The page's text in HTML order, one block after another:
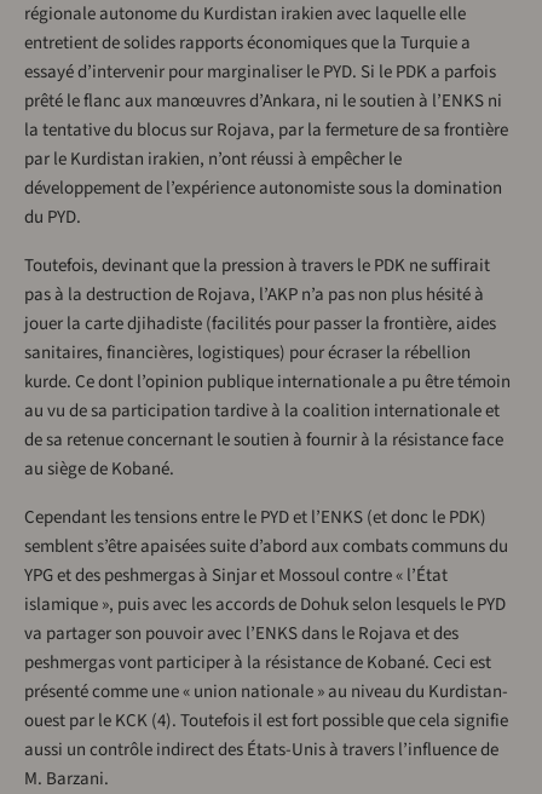
régionale autonome du Kurdistan irakien avec laquelle elle
entretient de solides rapports économiques que la Turquie a
essayé d’intervenir pour marginaliser le PYD. Si le PDK a parfois
prêté le flanc aux manœuvres d’Ankara, ni le soutien à l’ENKS ni
la tentative du blocus sur Rojava, par la fermeture de sa frontière
par le Kurdistan irakien, n’ont réussi à empêcher le
développement de l’expérience autonomiste sous la domination
du PYD.
Toutefois, devinant que la pression à travers le PDK ne suffirait
pas à la destruction de Rojava, l’AKP n’a pas non plus hésité à
jouer la carte djihadiste (facilités pour passer la frontière, aides
sanitaires, financières, logistiques) pour écraser la rébellion
kurde. Ce dont l’opinion publique internationale a pu être témoin
au vu de sa participation tardive à la coalition internationale et
de sa retenue concernant le soutien à fournir à la résistance face
au siège de Kobané.
Cependant les tensions entre le PYD et l’ENKS (et donc le PDK)
semblent s’être apaisées suite d’abord aux combats communs du
YPG et des peshmergas à Sinjar et Mossoul contre « l’État
islamique », puis avec les accords de Dohuk selon lesquels le PYD
va partager son pouvoir avec l’ENKS dans le Rojava et des
peshmergas vont participer à la résistance de Kobané. Ceci est
présenté comme une « union nationale » au niveau du Kurdistan-
ouest par le KCK (4). Toutefois il est fort possible que cela signifie
aussi un contrôle indirect des États-Unis à travers l’influence de
M. Barzani.